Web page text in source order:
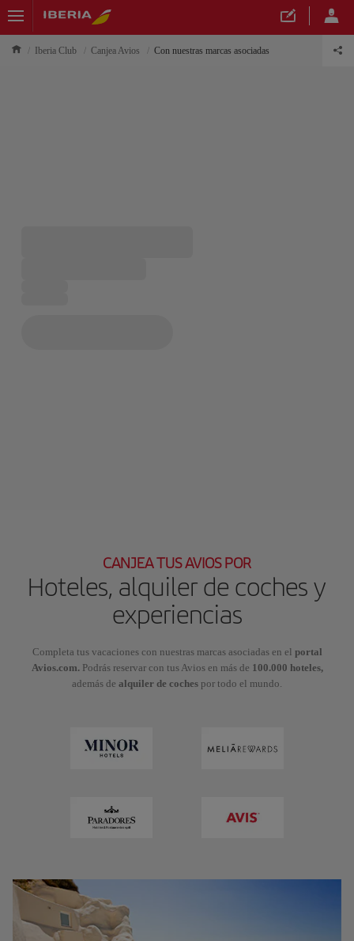
Iberia Club Canjea Avios Con nuestras marcas asociadas
CANJEA TUS AVIOS POR
Hoteles, alquiler de coches y
experiencias
Completa tus vacaciones con nuestras marcas asociadas en el portal
Avios.com.Podrás reservar con tus Avios en más de 100.000 hoteles,
además de alquiler de coches por todo el mundo.